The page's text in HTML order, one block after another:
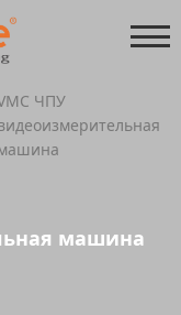
ЧПУ
машина